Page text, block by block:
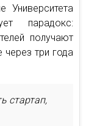
Университета
парадокс:
получают
три года
стартап,